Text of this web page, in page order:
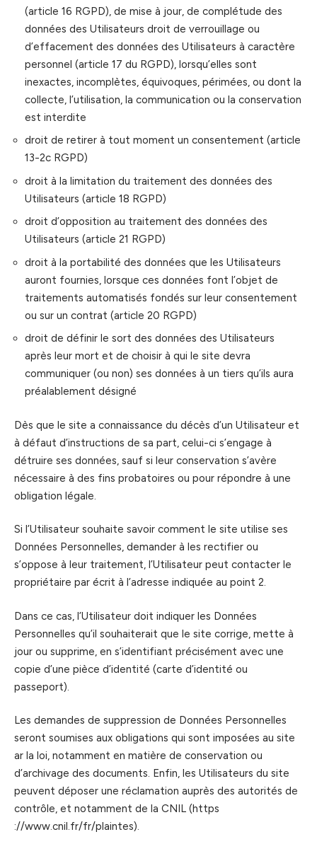
(article 16 RGPD), de mise à jour, de complétude des
données des Utilisateurs droit de verrouillage ou
d’effacement des données des Utilisateurs à caractère
personnel (article 17 du RGPD), lorsqu’elles sont
inexactes, incomplètes, équivoques, périmées, ou dont la
collecte, l’utilisation, la communication ou la conservation
est interdite
droit de retirer à tout moment un consentement (article
13-2c RGPD)
droit à la limitation du traitement des données des
Utilisateurs (article 18 RGPD)
droit d’opposition au traitement des données des
Utilisateurs (article 21 RGPD)
droit à la portabilité des données que les Utilisateurs
auront fournies, lorsque ces données font l’objet de
traitements automatisés fondés sur leur consentement
ou sur un contrat (article 20 RGPD)
droit de définir le sort des données des Utilisateurs
après leur mort et de choisir à qui le site devra
communiquer (ou non) ses données à un tiers qu’ils aura
préalablement désigné
Dès que le site a connaissance du décès d’un Utilisateur et
à défaut d’instructions de sa part, celui-ci s’engage à
détruire ses données, sauf si leur conservation s’avère
nécessaire à des fins probatoires ou pour répondre à une
obligation légale.
Si l’Utilisateur souhaite savoir comment le site utilise ses
Données Personnelles, demander à les rectifier ou
s’oppose à leur traitement, l’Utilisateur peut contacter le
propriétaire par écrit à l’adresse indiquée au point 2.
Dans ce cas, l’Utilisateur doit indiquer les Données
Personnelles qu’il souhaiterait que le site corrige, mette à
jour ou supprime, en s’identifiant précisément avec une
copie d’une pièce d’identité (carte d’identité ou
passeport).
Les demandes de suppression de Données Personnelles
seront soumises aux obligations qui sont imposées au site
ar la loi, notamment en matière de conservation ou
d’archivage des documents. Enfin, les Utilisateurs du site
peuvent déposer une réclamation auprès des autorités de
contrôle, et notamment de la CNIL (https
://www.cnil.fr/fr/plaintes).